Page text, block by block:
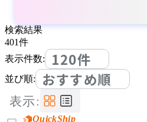
検索結果
401件
表示件数:
120件
並び順: おすすめ順
表示:
QuickShip